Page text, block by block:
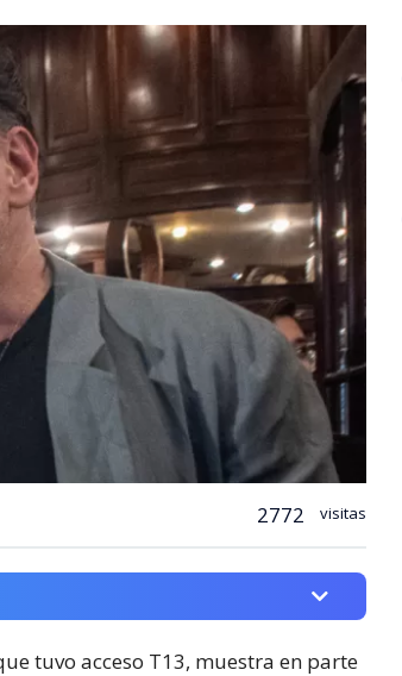
2772 visitas
tuvo acceso T13, muestra en parte